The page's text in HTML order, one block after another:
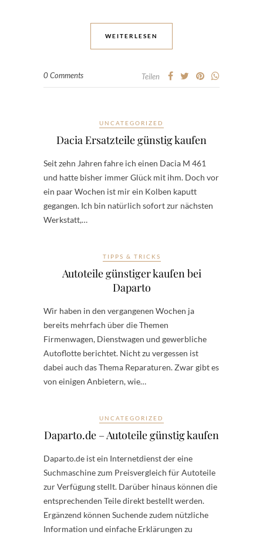
WEITERLESEN
0 Comments Teilen
UNCATEGORIZED
Dacia Ersatzteile günstig kaufen
Seit zehn Jahren fahre ich einen Dacia M 461
und hatte bisher immer Glück mit ihm. Doch vor
ein paar Wochen ist mir ein Kolben kaputt
gegangen. Ich bin natürlich sofort zur nächsten
Werkstatt,…
TIPPS & TRICKS
Autoteile günstiger kaufen bei
Daparto
Wir haben in den vergangenen Wochen ja
bereits mehrfach über die Themen
Firmenwagen, Dienstwagen und gewerbliche
Autoflotte berichtet. Nicht zu vergessen ist
dabei auch das Thema Reparaturen. Zwar gibt es
von einigen Anbietern, wie…
UNCATEGORIZED
Daparto.de – Autoteile günstig kaufen
Daparto.de ist ein Internetdienst der eine
Suchmaschine zum Preisvergleich für Autoteile
zur Verfügung stellt. Darüber hinaus können die
entsprechenden Teile direkt bestellt werden.
Ergänzend können Suchende zudem nützliche
Information und einfache Erklärungen zu